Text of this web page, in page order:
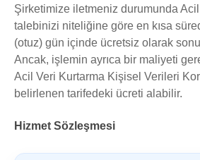
Şirketimize iletmeniz durumunda
talebinizi niteliğine göre en kısa
(otuz) gün içinde ücretsiz olarak
Ancak, işlemin ayrıca bir maliyeti
Acil Veri Kurtarma Kişisel Verileri
belirlenen tarifedeki ücreti alabilir.
Hizmet Sözleşmesi